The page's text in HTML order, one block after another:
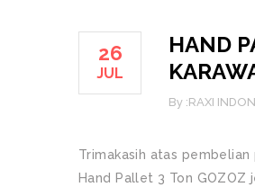
26
JUL
HAND
By :RAXI
Trimakasih atas
Hand Pallet 3 Ton GOZOZ